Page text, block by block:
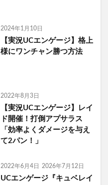
2024年1月10日
【実況UCエンゲージ】格上
様にワンチャン勝つ方法
2022年8月3日
【実況UCエンゲージ】レイ
ド開催！打倒アプサラス
「効率よくダメージを与え
て2パン！」
2022年6月4日 2026年7月12日
UCエンゲージ『キュベレイ